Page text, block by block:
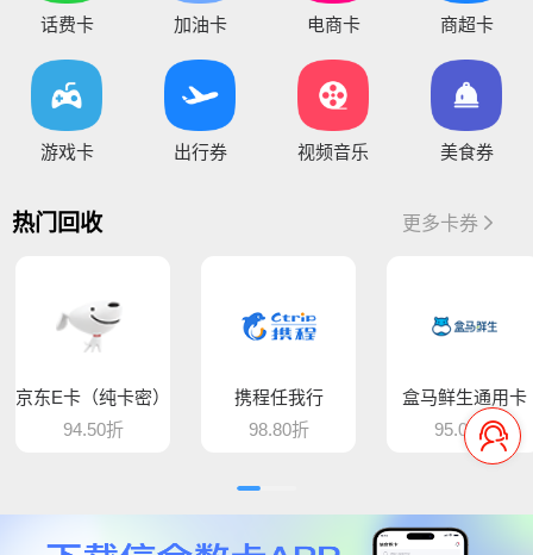
将于15:30维护，恢复待通知
您好，目前银行卡提现暂时维护，恢复待通知，给您
骆驼e卡已恢复 ， 欢迎提交订单
平台新增汇元超礼卡、汇元通品卡、骏卡顺景卡、智选一卡通、销卡较快，欢迎提交！
骏卡聚力卡和骏卡汇金卡，欢迎提交
话费卡 加油卡 电商卡 商超卡
游戏卡 出行券 视频音乐 美食券
热门回收 更多卡券
京东E卡（纯卡密）
94.50折
携程任我行
98.80折
盒马鲜生通用卡
95.00折